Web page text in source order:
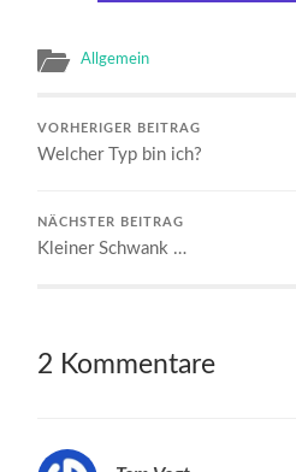
Allgemein
VORHERIGER BEITRAG
Welcher Typ bin ich?
NÄCHSTER BEITRAG
Kleiner Schwank …
2 Kommentare